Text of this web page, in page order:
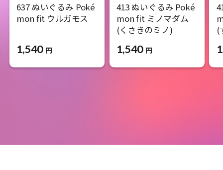
637 ぬいぐるみ Poké
mon fit ウルガモス
1,540 円
413 ぬいぐるみ Poké
mon fit ミノマダム
(くさきのミノ)
1,540 円
(